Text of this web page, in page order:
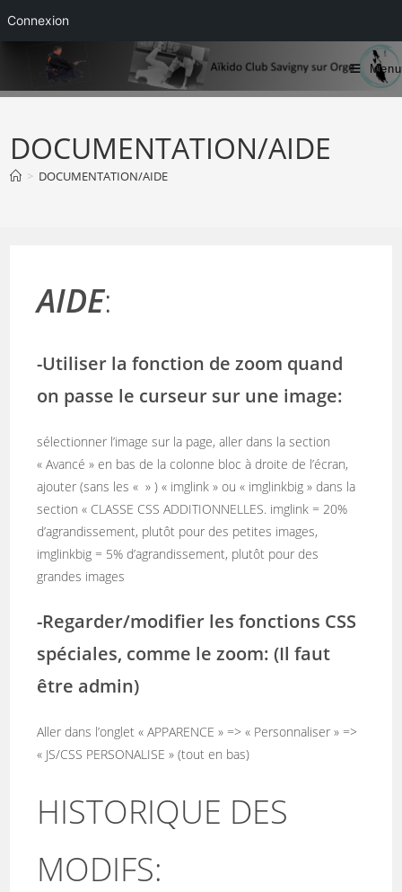
Connexion
content
Menu
DOCUMENTATION/AIDE
> DOCUMENTATION/AIDE
AIDE:
-Utiliser la fonction de zoom quand
on passe le curseur sur une image:
sélectionner l’image sur la page, aller dans la section
« Avancé » en bas de la colonne bloc à droite de l’écran,
ajouter (sans les « » ) « imglink » ou « imglinkbig » dans la
section « CLASSE CSS ADDITIONNELLES. imglink = 20%
d’agrandissement, plutôt pour des petites images,
imglinkbig = 5% d’agrandissement, plutôt pour des
grandes images
-Regarder/modifier les fonctions CSS
spéciales, comme le zoom: (Il faut
être admin)
Aller dans l’onglet « APPARENCE » => « Personnaliser » =>
« JS/CSS PERSONALISE » (tout en bas)
HISTORIQUE DES
MODIFS: